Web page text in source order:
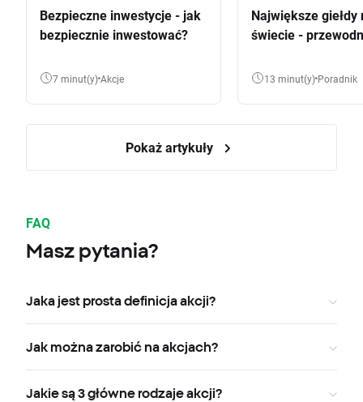
Bezpieczne inwestycje - jak
bezpiecznie inwestować?
7 minut(y) Akcje
Największe giełdy
świecie -
13 minut(y) Poradnik
Pokaż artykuły
FAQ
Masz pytania?
Jaka jest prosta definicja akcji?
Jak można zarobić na akcjach?
Jakie są 3 główne rodzaje akcji?